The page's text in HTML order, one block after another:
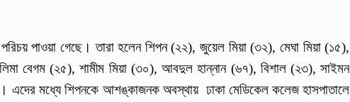
পাওয়া গেছে। তারা হলেন শিপন (২২), জুয়েল মিয়া (৩২), মেঘা মিয়া (১৫),
বেগম (২৫), শামীম মিয়া (৩০), আবদুল হান্নান (৬৭), বিশাল (২৩), সাইমন
মধ্যে শিপনকে আশঙ্কাজনক অবস্থায় ঢাকা মেডিকেল কলেজ হাসপাতালে